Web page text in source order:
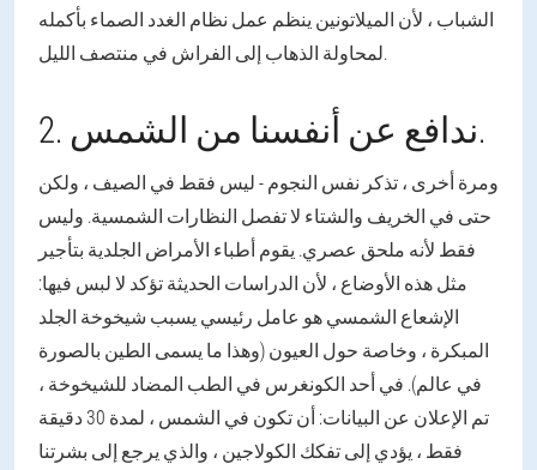
الشباب ، لأن الميلاتونين ينظم عمل نظام الغدد الصماء بأكمله
لمحاولة الذهاب إلى الفراش في منتصف الليل.
2. ندافع عن أنفسنا من الشمس.
ومرة أخرى ، تذكر نفس النجوم - ليس فقط في الصيف ، ولكن
حتى في الخريف والشتاء لا تفصل النظارات الشمسية. وليس
فقط لأنه ملحق عصري. يقوم أطباء الأمراض الجلدية بتأجير
مثل هذه الأوضاع ، لأن الدراسات الحديثة تؤكد لا لبس فيها:
الإشعاع الشمسي هو عامل رئيسي يسبب شيخوخة الجلد
المبكرة ، وخاصة حول العيون (وهذا ما يسمى الطين بالصورة
في عالم). في أحد الكونغرس في الطب المضاد للشيخوخة ،
تم الإعلان عن البيانات: أن تكون في الشمس ، لمدة 30 دقيقة
فقط ، يؤدي إلى تفكك الكولاجين ، والذي يرجع إلى بشرتنا